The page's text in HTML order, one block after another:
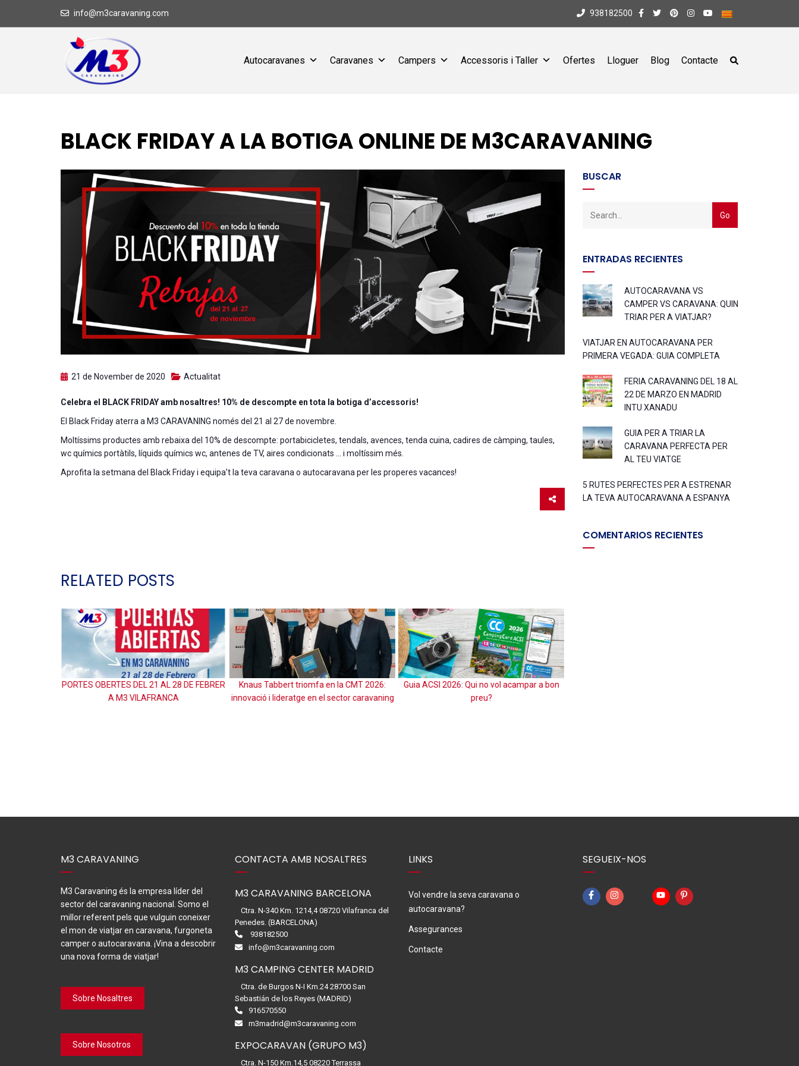
info@m3caravaning.com 938182500
Autocaravanes Caravanes Campers Accessoris i Taller Ofertes Lloguer Blog Contacte
BLACK FRIDAY A LA BOTIGA ONLINE DE M3CARAVANING
21 de November de 2020 Actualitat
Celebra el BLACK FRIDAY amb nosaltres! 10% de descompte en tota la botiga d’accessoris!
El Black Friday aterra a M3 CARAVANING només del 21 al 27 de novembre.
Moltíssims productes amb rebaixa del 10% de descompte: portabicicletes, tendals, avences, tenda cuina, cadires de càmping, taules,
wc químics portàtils, líquids químics wc, antenes de TV, aires condicionats … i moltíssim més.
Aprofita la setmana del Black Friday i equipa’t la teva caravana o autocaravana per les properes vacances!
RELATED POSTS
Knaus Tabbert triomfa en la CMT 2026:
innovació i lideratge en el sector caravaning
Guia ACSI 2026: Qui no vol acampar a bon
preu?
FERIA CARAVANING DEL 5 AL 9 NOVEMBRE
EN MADRID
BUSCAR
ENTRADAS RECIENTES
AUTOCARAVANA VS
CAMPER VS CARAVANA: QUIN
TRIAR PER A VIATJAR?
VIATJAR EN AUTOCARAVANA PER
PRIMERA VEGADA: GUIA COMPLETA
FERIA CARAVANING DEL 18 AL
22 DE MARZO EN MADRID
INTU XANADU
GUIA PER A TRIAR LA
CARAVANA PERFECTA PER
AL TEU VIATGE
5 RUTES PERFECTES PER A ESTRENAR
LA TEVA AUTOCARAVANA A ESPANYA
COMENTARIOS RECIENTES
M3 CARAVANING
M3 Caravaning és la empresa líder del
sector del caravaning nacional. Somo el
millor referent pels que vulguin coneixer
el mon de viatjar en caravana, furgoneta
camper o autocaravana. ¡Vina a descobrir
una nova forma de viatjar!
Sobre Nosaltres
Sobre Nosotros
CONTACTA AMB NOSALTRES
M3 CARAVANING BARCELONA
Ctra. N-340 Km. 1214,4 08720 Vilafranca del
Penedes. (BARCELONA)
938182500
info@m3caravaning.com
M3 CAMPING CENTER MADRID
Ctra. de Burgos N-I Km.24 28700 San
Sebastián de los Reyes (MADRID)
916570550
m3madrid@m3caravaning.com
EXPOCARAVAN (GRUPO M3)
Ctra. N-150 Km.14,5 08220 Terrassa
LINKS
Vol vendre la seva caravana o
autocaravana?
Assegurances
Contacte
SEGUEIX-NOS